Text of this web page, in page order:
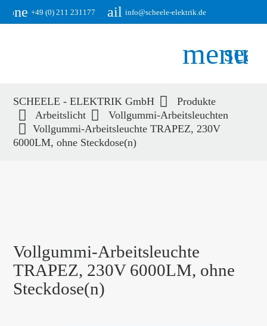
+49 (0) 211 231177email info@scheele-elektrik.de
menu
Suchbegriffe SUCHEN
SCHEELE - ELEKTRIK GmbH
Produkte
Arbeitslicht
Vollgummi-Arbeitsleuchten
Vollgummi-Arbeitsleuchte TRAPEZ, 230V
6000LM, ohne Steckdose(n)
Vollgummi-Arbeitsleuchte
TRAPEZ, 230V 6000LM, ohne
Steckdose(n)